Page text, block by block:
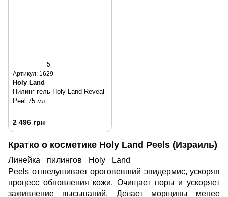
5
Артикул: 1629
Holy Land
Пилинг-гель Holy Land Reveal
Peel 75 мл
2 496 грн
Кратко о косметике Holy Land Peels (Израиль)
Линейка пилингов Holy Land
Peels отшелушивает ороговевший эпидермис, ускоряя
процесс обновления кожи. Очищает поры и ускоряет
заживление высыпаний. Делает морщины менее